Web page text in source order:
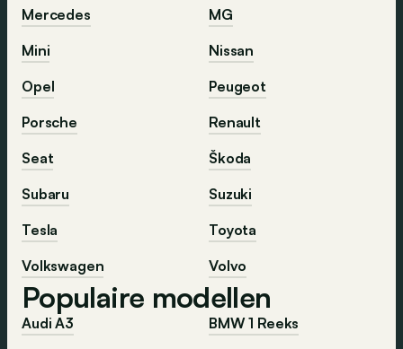
Mercedes
MG
Mini
Nissan
Opel
Peugeot
Porsche
Renault
Seat
Škoda
Subaru
Suzuki
Tesla
Toyota
Volkswagen
Volvo
Populaire modellen
Audi A3
BMW 1 Reeks